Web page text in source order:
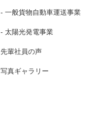
- 一般貨物自動車運送事業
- 太陽光発電事業
先輩社員の声
写真ギャラリー